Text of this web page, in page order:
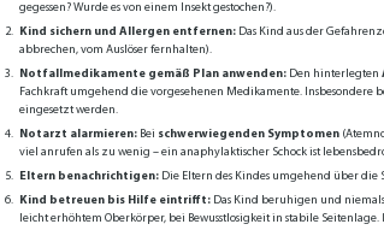
gegessen? Wurde es von einem Insekt gestochen?).
Kind sichern und Allergen entfernen:Das Kind aus der
abbrechen, vom Auslöser fernhalten).
Notfallmedikamente gemäß Plan anwenden:Den hinterlegten
Fachkraft umgehend die vorgesehenen Medikamente. Insbesondere
eingesetzt werden.
Notarzt alarmieren:Bei schwerwiegenden Symptomen
viel anrufen als zu wenig – ein anaphylaktischer Schock ist
Eltern benachrichtigen:Die Eltern des Kindes umgehend über die
Kind betreuen bis Hilfe eintrifft:Das Kind beruhigen und
leicht erhöhtem Oberkörper, bei Bewusstlosigkeit in stabile